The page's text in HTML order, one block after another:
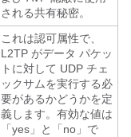
される共有秘密。
これは認可属性で、
L2TP がデータ パケッ
トに対して UDP チェ
ックサムを実行する必
要があるかどうかを定
義します。有効な値は
「yes」と「no」で